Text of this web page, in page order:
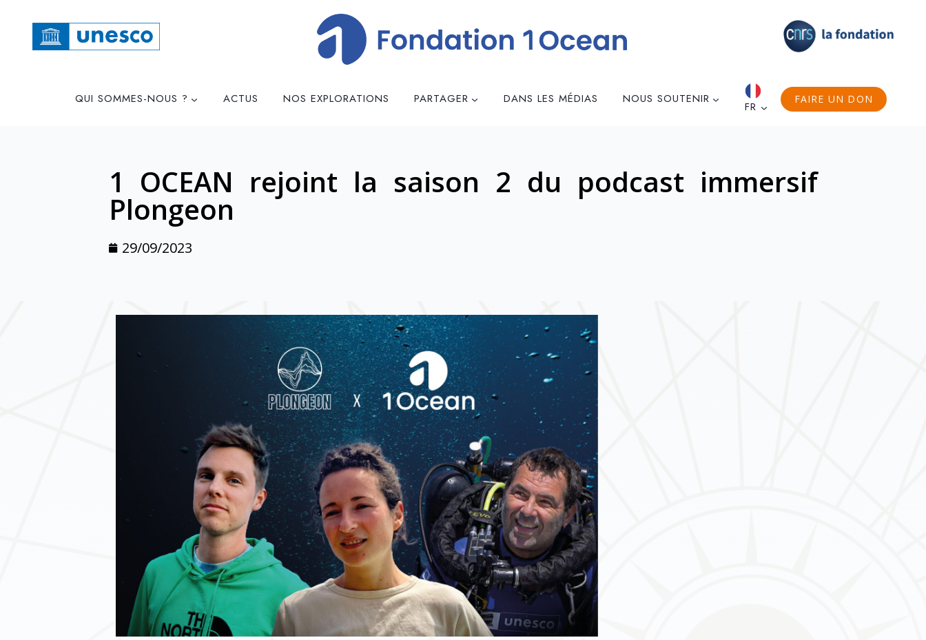
QUI SOMMES-NOUS ? ACTUS NOS EXPLORATIONS PARTAGER DANS LES MÉDIAS NOUS SOUTENIR
FR
FAIRE UN DON
1 OCEAN rejoint la saison 2 du podcast immersif
Plongeon
29/09/2023